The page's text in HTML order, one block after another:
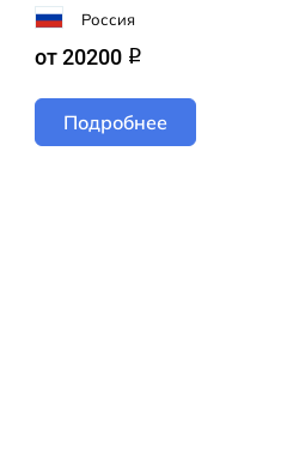
Россия
от 20200 q
Подробнее